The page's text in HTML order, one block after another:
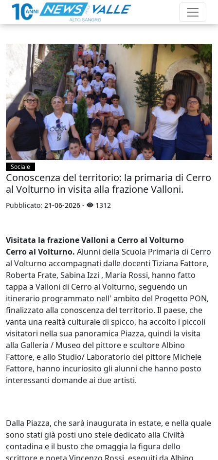
Sociale
Conoscenza del territorio: la primaria di Cerro
al Volturno in visita alla frazione Valloni.
Pubblicato: 21-06-2026 - 1312
Visitata la frazione Valloni a Cerro al Volturno
Cerro al Volturno. Alunni della Scuola Primaria di Cerro
al Volturno accompagnati dalle docenti Tiziana Fattore,
Roberta Frate, Sabina Izzi , Maria Rossi, hanno fatto
tappa a Valloni di Cerro al Volturno, seguendo un
itinerario programmato nell' ambito del Progetto PON,
finalizzato alla conoscenza del territorio. Il paese, che
vanta una realtà culturale di spicco, ha accolto i piccoli
visitatori nella sua panoramica Piazza, quindi la visita
alla Galleria / Museo del pittore e scultore Albino
Fattore, e allo Studio/ Laboratorio del pittore Michele
Fattore, hanno incuriosito gli alunni che hanno posto
interessanti domande ai due artisti.
Dalla Piazza, che sarà inaugurata in estate, e nella quale
sono stati già posti uno stele dedicato alla Civiltà
contadina e il busto che omaggia la figura dello
scrittore e poeta Vincenzo Rossi, eseguiti da Albino